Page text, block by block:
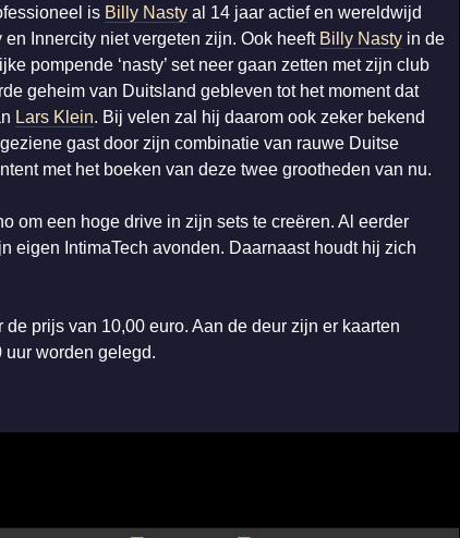
is Billy Nastyal 14 jaar actief en wereldwijd
Innercity niet vergeten zijn. Ook heeft Billy Nastyin de
pompende ‘nasty’ set neer gaan zetten met zijn club
geheim van Duitsland gebleven tot het moment dat
Lars Klein. Bij velen zal hij daarom ook zeker bekend
gast door zijn combinatie van rauwe Duitse
met het boeken van deze twee grootheden van nu.
om een hoge drive in zijn sets te creëren. Al eerder
eigen IntimaTech avonden. Daarnaast houdt hij zich
prijs van 10,00 euro. Aan de deur zijn er kaarten
uur worden gelegd.